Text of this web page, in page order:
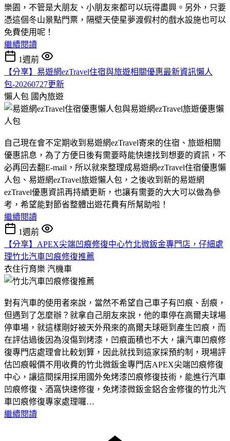
樂園，不管是大朋友、小朋友來都可以玩得盡興。另外，只要
憑這個冬山景點門票，隔壁天使星夢渡假村的戲水設施也可以
免費使用呢！
繼續閱讀
1週前
【分享】易遊網ezTravel住宿與旅遊相關優惠最新資訊懶人
包-20260727更新
懶人包 國內旅遊
自己現在會不定期收到易遊網ezTravel寄來的住宿、旅遊相關
優惠訊息，為了方便日後有需要時能快速找到想要的資訊，不
必再回去翻E-mail，所以就來整理成易遊網ezTravel住宿優惠懶
人包、易遊網ezTravel旅遊懶人包，之後收到新的易遊網
ezTravel優惠資訊再持續更新，也讓有需要的大大可以做為參
考，希望能對節省整體出遊花費有所幫助啦！
繼續閱讀
1週前
【分享】APEX尖端凹痕修復中心竹北微鈑金專門店，仔細處
理竹北汽車凹痕修復推薦
衣住行育樂 汽機車
對有汽車的使用者來說，當然不希望自己車子有凹痕、刮痕，
但遇到了怎麼辦？就拿自己朋友來說，他的車停在高爾夫球場
停車場，就這樣剛好被天外飛來的高爾夫球砸到產生凹痕，而
在評估過後因為沒傷到烤漆，凹痕面積也不大，讓汽車凹痕修
復專門店處理會比較划算，因此就找到這家採預約制，現場評
估凹痕報價不用收費的竹北微鈑金專門店APEX尖端凹痕修復
中心，讓這間採用採用國外免烤漆凹痕修復技術，能進行汽車
凹痕修復、酒窩快速修復，免烤漆微鈑金鋁合金修復的竹北汽
車凹痕修復專家處理囉…
繼續閱讀